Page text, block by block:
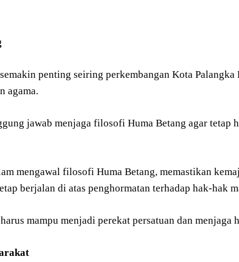
penting seiring perkembangan Kota Palangka
agama.
jawab menjaga filosofi Huma Betang agar tetap
mengawal filosofi Huma Betang, memastikan
berjalan di atas penghormatan terhadap hak-hak
mampu menjadi perekat persatuan dan menjaga